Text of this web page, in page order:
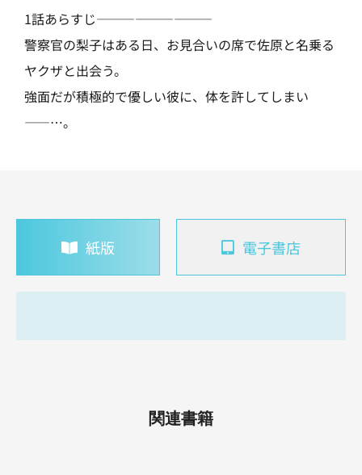
1話あらすじ—————————
警察官の梨子はある日、お見合いの席で佐原と名乗る
ヤクザと出会う。
強面だが積極的で優しい彼に、体を許してしまい
――…。
紙版 電子書店
関連書籍